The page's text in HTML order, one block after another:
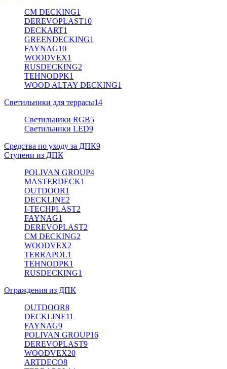
CM DECKING1
DEREVOPLAST10
DECKART1
GREENDECKING1
FAYNAG10
WOODVEX1
RUSDECKING2
TEHNODPK1
WOOD ALTAY DECKING1
Светильники для террасы14
Светильники RGB5
Светильники LED9
Средства по уходу за ДПК9
Ступени из ДПК
POLIVAN GROUP4
MASTERDECK1
OUTDOOR1
DECKLINE2
I-TECHPLAST2
FAYNAG1
DEREVOPLAST2
CM DECKING2
WOODVEX2
TERRAPOL1
TEHNODPK1
RUSDECKING1
Ограждения из ДПК
OUTDOOR8
DECKLINE11
FAYNAG9
POLIVAN GROUP16
DEREVOPLAST9
WOODVEX20
ARTDECO8